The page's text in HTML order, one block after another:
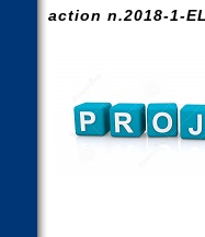
action n.2018-1-